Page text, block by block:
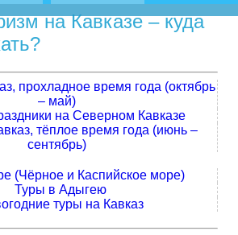
на Кавказе – куда
прохладное время года (октябрь
– май)
на Северном Кавказе
тёплое время года (июнь –
сентябрь)
(Чёрное и Каспийское море)
Туры в Адыгею
туры на Кавказ